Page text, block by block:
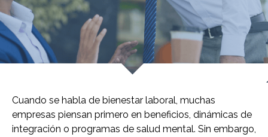
Cuando se habla de bienestar laboral, muchas
empresas piensan primero en beneficios, dinámicas de
integración o programas de salud mental. Sin embargo,